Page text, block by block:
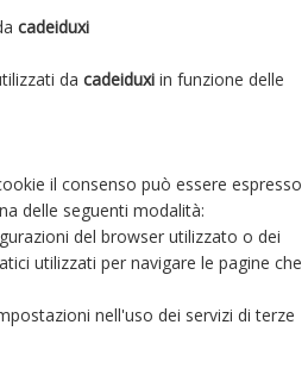
cadeiduxi
da cadeiduxi in funzione delle
il consenso può essere espresso
delle seguenti modalità:
del browser utilizzato o dei
utilizzati per navigare le pagine che
nell'uso dei servizi di terze